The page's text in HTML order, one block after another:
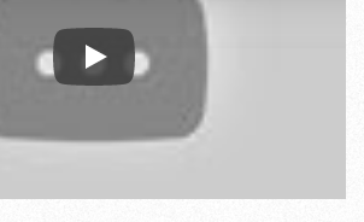
Play